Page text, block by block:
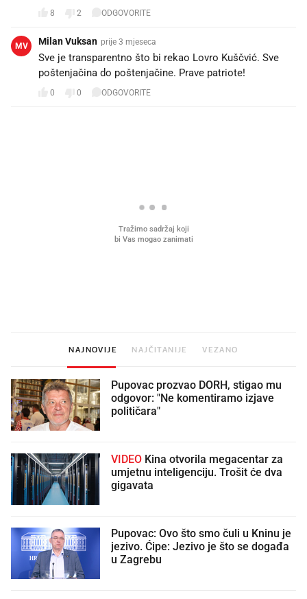
8 2 ODGOVORITE
MV Milan Vuksan prije 3 mjeseca
Sve je transparentno što bi rekao Lovro Kuščvić. Sve
poštenjačina do poštenjačine. Prave patriote!
0 0 ODGOVORITE
NAJNOVIJE NAJČITANIJE VEZANO
Pupovac prozvao DORH, stigao mu
odgovor: "Ne komentiramo izjave
političara"
VIDEO
umjetnu inteligenciju. Trošit će dva
gigavata
Pupovac: Ovo što smo čuli u Kninu je
jezivo. Ćipe: Jezivo je što se događa
u Zagrebu